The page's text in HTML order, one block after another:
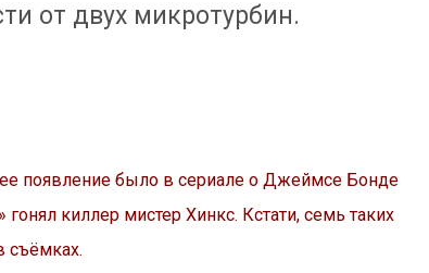
от двух микротурбин.
появление было в сериале о Джеймсе Бонде
киллер мистер Хинкс. Кстати, семь таких
съёмках.